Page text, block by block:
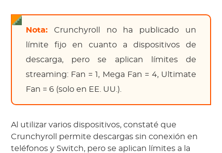
Nota: Crunchyroll no ha publicado un
límite fijo en cuanto a dispositivos de
descarga, pero se aplican límites de
streaming: Fan = 1, Mega Fan = 4, Ultimate
Fan = 6 (solo en EE. UU.).
Al utilizar varios dispositivos, constaté que
Crunchyroll permite descargas sin conexión en
teléfonos y Switch, pero se aplican límites a la